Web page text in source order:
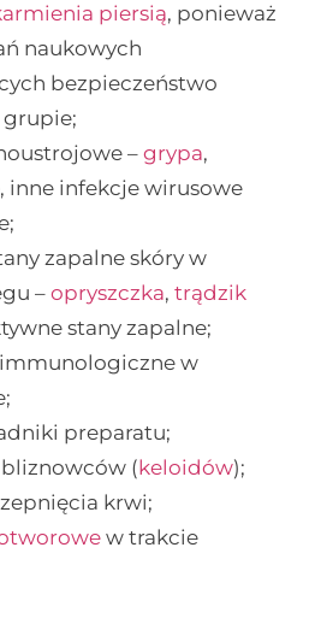
piersią, ponieważ
naukowych
bezpieczeństwo
–grypa,
inne infekcje wirusowe
zapalne skóry w
–opryszczka,trądzik
stany zapalne;
w
preparatu;
bliznowców (keloidów);
krwi;
w trakcie